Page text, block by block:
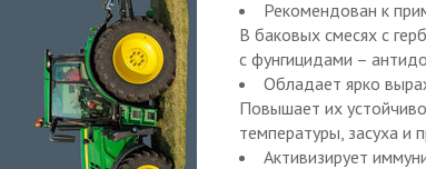
Рекомендован к
В баковых смесях с
с фунгицидами –
Обладает ярко
Повышает их
температуры, засуха и
Активизирует